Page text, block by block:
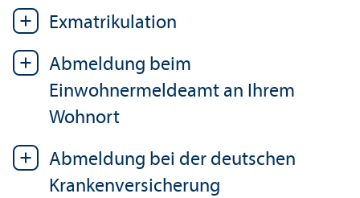
Exmatrikulation
Abmeldung beim
Einwohnermeldeamt an Ihrem
Wohnort
Abmeldung bei der deutschen
Kranken­versicherung